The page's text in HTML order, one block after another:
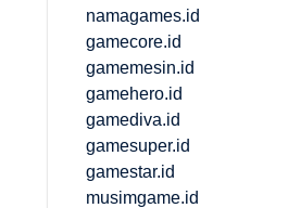
namagames.id
gamecore.id
gamemesin.id
gamehero.id
gamediva.id
gamesuper.id
gamestar.id
musimgame.id